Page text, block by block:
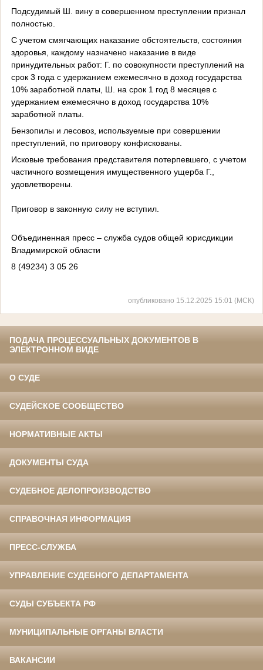
Подсудимый Ш. вину в совершенном преступлении признал
полностью.
С учетом смягчающих наказание обстоятельств, состояния
здоровья, каждому назначено наказание в виде
принудительных работ: Г. по совокупности преступлений на
срок 3 года с удержанием ежемесячно в доход государства
10% заработной платы, Ш. на срок 1 год 8 месяцев с
удержанием ежемесячно в доход государства 10%
заработной платы.
Бензопилы и лесовоз, используемые при совершении
преступлений, по приговору конфискованы.
Исковые требования представителя потерпевшего, с учетом
частичного возмещения имущественного ущерба Г.,
удовлетворены.
Приговор в законную силу не вступил.
Объединенная пресс – служба судов общей юрисдикции
Владимирской области
8 (49234) 3 05 26
опубликовано 15.12.2025 15:01 (МСК)
ПОДАЧА ПРОЦЕССУАЛЬНЫХ ДОКУМЕНТОВ В
ЭЛЕКТРОННОМ ВИДЕ
О СУДЕ
СУДЕЙСКОЕ СООБЩЕСТВО
НОРМАТИВНЫЕ АКТЫ
ДОКУМЕНТЫ СУДА
СУДЕБНОЕ ДЕЛОПРОИЗВОДСТВО
СПРАВОЧНАЯ ИНФОРМАЦИЯ
ПРЕСС-СЛУЖБА
УПРАВЛЕНИЕ СУДЕБНОГО ДЕПАРТАМЕНТА
СУДЫ СУБЪЕКТА РФ
МУНИЦИПАЛЬНЫЕ ОРГАНЫ ВЛАСТИ
ВАКАНСИИ